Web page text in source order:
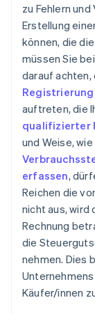
zu Fehlern
Erstellung
können, die
müssen Sie
darauf achten,
auftreten, die
qualifizierter
und Weise, wie
erfassen,
Reichen die
nicht aus, wird
Rechnung
die
nehmen. Dies
Käufer/innen